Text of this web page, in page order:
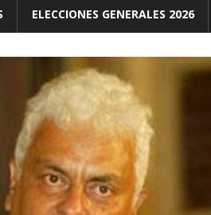
ELECCIONES GENERALES 2026